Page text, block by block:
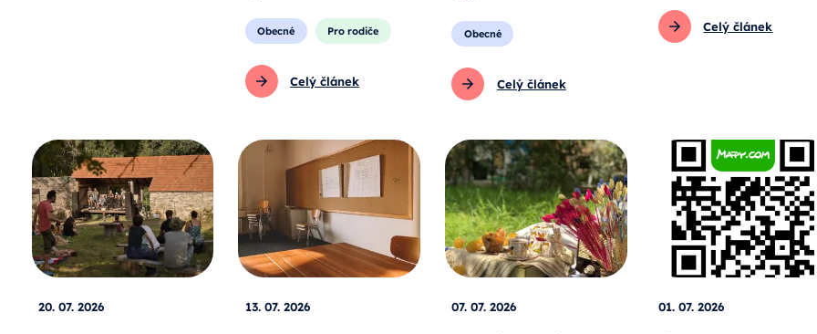
Obecné Pro rodiče
Celý článek
Obecné
Celý článek
Celý článek
20. 07. 2026 13. 07. 2026 07. 07. 2026 01. 07. 2026